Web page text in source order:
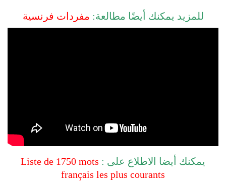
للمزيد يمكنك أيضًا مطالعة: مفردات فرنسية
يمكنك أيضا الاطلاع على : Liste de 1750 mots
français les plus courants